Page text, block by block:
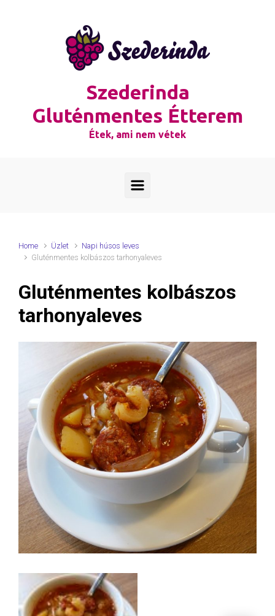
Szederinda
Gluténmentes Étterem
Étek, ami nem vétek
Home Üzlet
Napi húsos leves
Gluténmentes kolbászos tarhonyaleves
Gluténmentes kolbászos
tarhonyaleves
Next